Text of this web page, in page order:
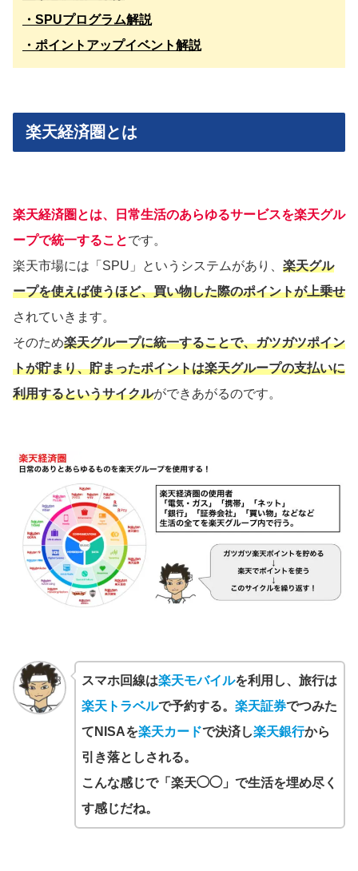
・SPUプログラム解説
・ポイントアップイベント解説
楽天経済圏とは
楽天経済圏とは、日常生活のあらゆるサービスを楽天グル
ープで統一することです。
楽天市場には「SPU」というシステムがあり、 楽天グル
ープを使えば使うほど、買い物した際のポイントが上乗せ
されていきます。
そのため楽天グループに統一することで、ガツガツポイン
トが貯まり、貯まったポイントは楽天グループの支払いに
利用するというサイクルができあがるのです。
スマホ回線は楽天モバイルを利用し、旅行は
楽天トラベルで予約する。 楽天証券でつみた
てNISAを楽天カードで決済し楽天銀行から
引き落としされる。
こんな感じで「楽天◯◯」で生活を埋め尽く
す感じだね。